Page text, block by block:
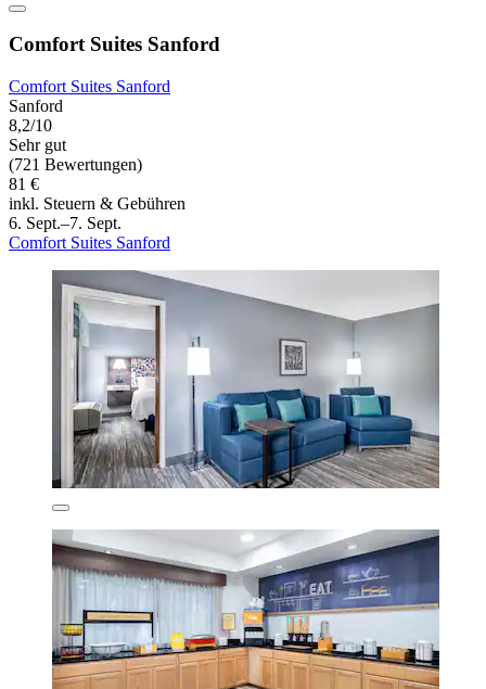
Comfort Suites Sanford
Comfort Suites Sanford
Sanford
8,2/10
Sehr gut
(721 Bewertungen)
81 €
inkl. Steuern & Gebühren
6. Sept.–7. Sept.
Comfort Suites Sanford